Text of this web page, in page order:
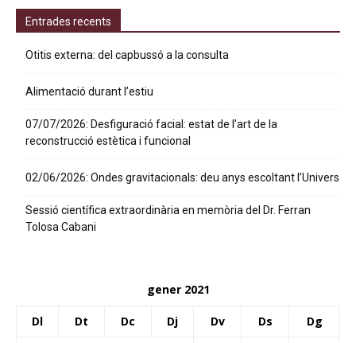
Entrades recents
Otitis externa: del capbussó a la consulta
Alimentació durant l’estiu
07/07/2026: Desfiguració facial: estat de l’art de la
reconstrucció estètica i funcional
02/06/2026: Ondes gravitacionals: deu anys escoltant l’Univers
Sessió científica extraordinària en memòria del Dr. Ferran
Tolosa Cabani
gener 2021
Dl Dt Dc Dj Dv Ds Dg